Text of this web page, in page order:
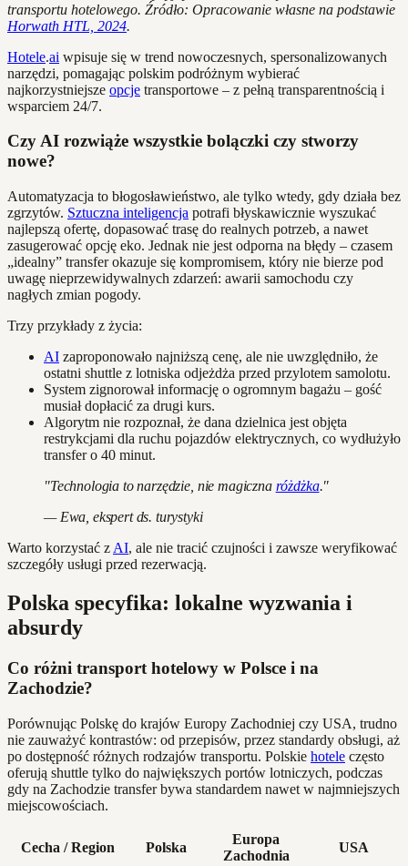
transportu hotelowego. Źródło: Opracowanie własne na podstawie
Horwath HTL, 2024.
Hotele.ai wpisuje się w trend nowoczesnych, spersonalizowanych
narzędzi, pomagając polskim podróżnym wybierać
najkorzystniejsze opcje transportowe – z pełną transparentnością i
wsparciem 24/7.
Czy AI rozwiąże wszystkie bolączki czy stworzy
nowe?
Automatyzacja to błogosławieństwo, ale tylko wtedy, gdy działa bez
zgrzytów. Sztuczna inteligencja potrafi błyskawicznie wyszukać
najlepszą ofertę, dopasować trasę do realnych potrzeb, a nawet
zasugerować opcję eko. Jednak nie jest odporna na błędy – czasem
„idealny” transfer okazuje się kompromisem, który nie bierze pod
uwagę nieprzewidywalnych zdarzeń: awarii samochodu czy
nagłych zmian pogody.
Trzy przykłady z życia:
AI zaproponowało najniższą cenę, ale nie uwzględniło, że
ostatni shuttle z lotniska odjeżdża przed przylotem samolotu.
System zignorował informację o ogromnym bagażu – gość
musiał dopłacić za drugi kurs.
Algorytm nie rozpoznał, że dana dzielnica jest objęta
restrykcjami dla ruchu pojazdów elektrycznych, co wydłużyło
transfer o 40 minut.
"Technologia to narzędzie, nie magiczna różdżka."
— Ewa, ekspert ds. turystyki
Warto korzystać z AI, ale nie tracić czujności i zawsze weryfikować
szczegóły usługi przed rezerwacją.
Polska specyfika: lokalne wyzwania i
absurdy
Co różni transport hotelowy w Polsce i na
Zachodzie?
Porównując Polskę do krajów Europy Zachodniej czy USA, trudno
nie zauważyć kontrastów: od przepisów, przez standardy obsługi, aż
po dostępność różnych rodzajów transportu. Polskie hotele często
oferują shuttle tylko do największych portów lotniczych, podczas
gdy na Zachodzie transfer bywa standardem nawet w najmniejszych
miejscowościach.
Cecha / Region Polska
Europa
Zachodnia
USA